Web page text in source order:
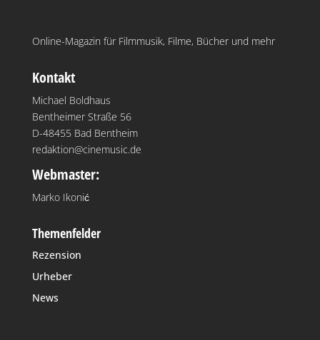
Online-Magazin für Filmmusik, Filme, Bücher und mehr
Kontakt
Michael Boldhaus
Bentheimer Straße 56
D-48455 Bad Bentheim
redaktion@cinemusic.de
Webmaster:
Marko Ikonić
Themenfelder
Rezension
Urheber
News